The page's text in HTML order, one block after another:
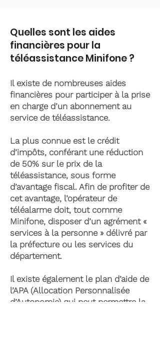
Quelles sont les aides
financières pour la
téléassistance Minifone ?
Il existe de nombreuses aides
financières pour participer à la prise
en charge d’un abonnement au
service de téléassistance.
La plus connue est le crédit
d’impôts, conférant une réduction
de 50% sur le prix de la
téléassistance, sous forme
d’avantage fiscal. Afin de profiter de
cet avantage, l’opérateur de
téléalarme doit, tout comme
Minifone, disposer d’un agrément «
services à la personne » délivré par
la préfecture ou les services du
département.
Il existe également le plan d’aide de
l’APA (Allocation Personnalisée
d’Autonomie) qui peut permettre la